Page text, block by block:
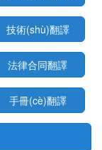
技術(shù)翻譯
法律合同翻譯
手冊(cè)翻譯